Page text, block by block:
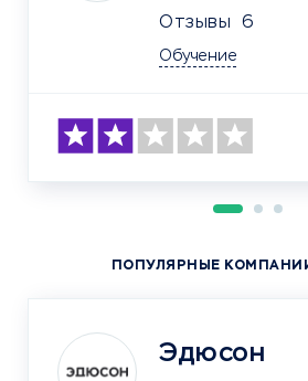
Отзывы 6
Обучение
ПОПУЛЯРНЫЕ
Эдюсон